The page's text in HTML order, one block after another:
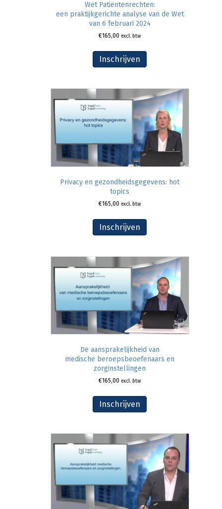
Wet Patiëntenrechten:
een praktijkgerichte analyse van de Wet
van 6 februari 2024
€165,00 excl. btw
Inschrijven
Privacy en gezondheidsgegevens: hot
topics
€165,00 excl. btw
Inschrijven
De aansprakelijkheid van
medische beroepsbeoefenaars en
zorginstellingen
€165,00 excl. btw
Inschrijven